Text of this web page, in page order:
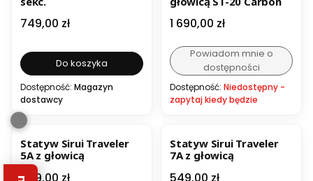
Cena
749,00 zł
Do koszyka
Dostępność: Magazyn
dostawcy
Cena
1 690,00 zł
Powiadom mnie o
dostępności
Dostępność: Niedostępny -
zapytaj kiedy będzie
Statyw Sirui Traveler
5A z głowicą
Cena
409,00 zł
Statyw Sirui Traveler
7A z głowicą
Cena
549,00 zł